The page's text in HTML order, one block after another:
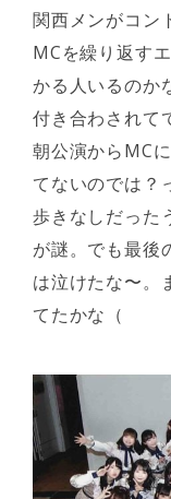
関西メンがコン
MCを繰り返す
かる人いるのか
付き合わされて
朝公演からMC
てないのでは？
歩きなしだった
が謎。でも最後
は泣けたな〜。
てたかな（